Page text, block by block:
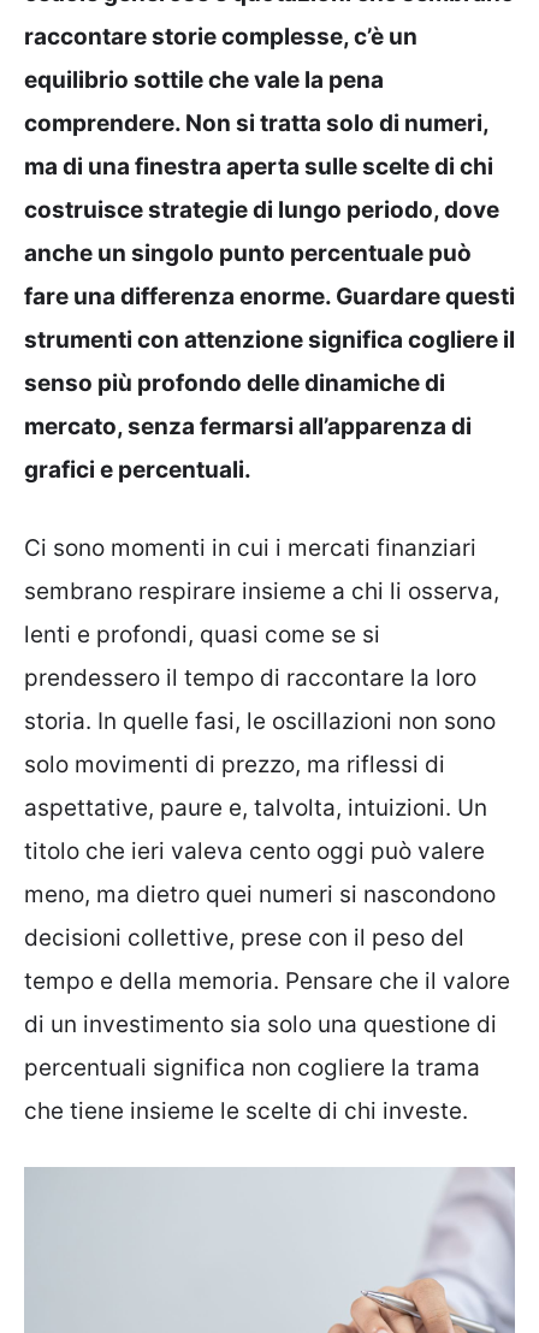
raccontare storie complesse, c’è un
equilibrio sottile che vale la pena
comprendere. Non si tratta solo di numeri,
ma di una finestra aperta sulle scelte di chi
costruisce strategie di lungo periodo, dove
anche un singolo punto percentuale può
fare una differenza enorme. Guardare questi
strumenti con attenzione significa cogliere il
senso più profondo delle dinamiche di
mercato, senza fermarsi all’apparenza di
grafici e percentuali.
Ci sono momenti in cui i mercati finanziari
sembrano respirare insieme a chi li osserva,
lenti e profondi, quasi come se si
prendessero il tempo di raccontare la loro
storia. In quelle fasi, le oscillazioni non sono
solo movimenti di prezzo, ma riflessi di
aspettative, paure e, talvolta, intuizioni. Un
titolo che ieri valeva cento oggi può valere
meno, ma dietro quei numeri si nascondono
decisioni collettive, prese con il peso del
tempo e della memoria. Pensare che il valore
di un investimento sia solo una questione di
percentuali significa non cogliere la trama
che tiene insieme le scelte di chi investe.